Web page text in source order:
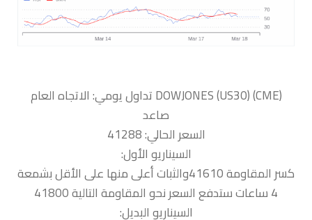
‏DOWJONES (US30) (CME) تداول يومي: الاتجاه العام
صاعد
السعر الحالي: 41288
السيناريو الأول:
كسر المقاومة 41610والثبات أعلى منها على الأقل بشمعة
4 ساعات ستدفع السعر نحو المقاومة التالية 41800
السيناريو البديل: